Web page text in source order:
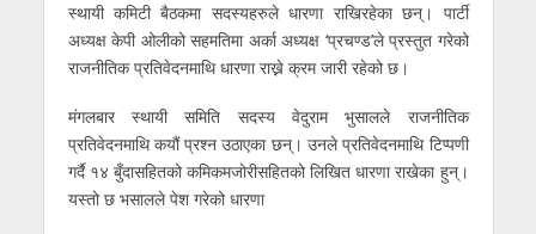
स्थायी कमिटी बैठकमा सदस्यहरुले धारणा राखिरहेका छन्। पार्टी
अध्यक्ष केपी ओलीको सहमतिमा अर्का अध्यक्ष ‘प्रचण्ड’ले प्रस्तुत गरेको
राजनीतिक प्रतिवेदनमाथि धारणा राख्ने क्रम जारी रहेको छ।
मंगलबार स्थायी समिति सदस्य वेदुराम भुसालले राजनीतिक
प्रतिवेदनमाथि कयौं प्रश्न उठाएका छन्। उनले प्रतिवेदनमाथि टिप्पणी
गर्दै १४ बुँदासहितको कमिकमजोरीसहितको लिखित धारणा राखेका हुन्।
यस्तो छ भसालले पेश गरेको धारणा